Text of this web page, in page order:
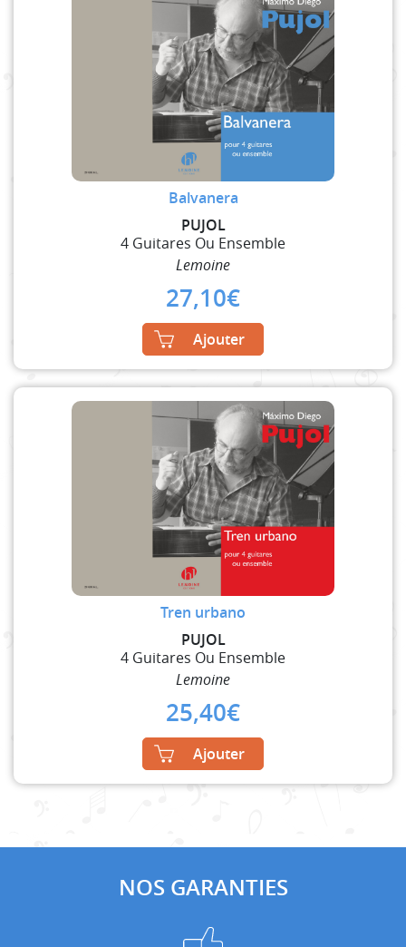
Balvanera
PUJOL
4 Guitares Ou Ensemble
Lemoine
27,10€
Ajouter
Tren urbano
PUJOL
4 Guitares Ou Ensemble
Lemoine
25,40€
Ajouter
NOS GARANTIES